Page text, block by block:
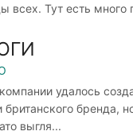
всех. Тут есть много
удалось
британского
выгля...